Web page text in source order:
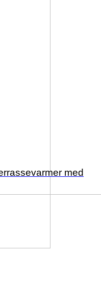
med